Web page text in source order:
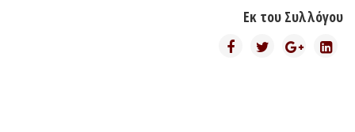
Εκ του Συλλόγου